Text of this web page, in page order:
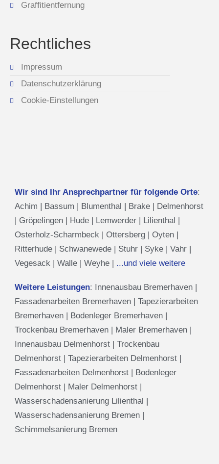
Graffitientfernung
Rechtliches
Impressum
Datenschutzerklärung
Cookie-Einstellungen
Wir sind Ihr Ansprechpartner für folgende Orte:
Achim | Bassum | Blumenthal | Brake | Delmenhorst
| Gröpelingen | Hude | Lemwerder | Lilienthal |
Osterholz-Scharmbeck | Ottersberg | Oyten |
Ritterhude | Schwanewede | Stuhr | Syke | Vahr |
Vegesack | Walle | Weyhe | ...und viele weitere
Weitere Leistungen: Innenausbau Bremerhaven |
Fassadenarbeiten Bremerhaven | Tapezierarbeiten
Bremerhaven | Bodenleger Bremerhaven |
Trockenbau Bremerhaven | Maler Bremerhaven |
Innenausbau Delmenhorst | Trockenbau
Delmenhorst | Tapezierarbeiten Delmenhorst |
Fassadenarbeiten Delmenhorst | Bodenleger
Delmenhorst | Maler Delmenhorst |
Wasserschadensanierung Lilienthal |
Wasserschadensanierung Bremen |
Schimmelsanierung Bremen